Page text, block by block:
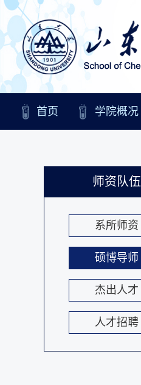
首页 学院概况
师资队伍
系所师资
硕博导师
杰出人才
人才招聘